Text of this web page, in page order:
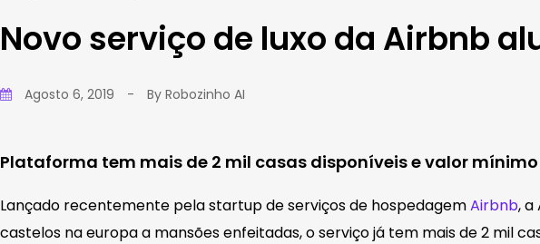
Novo serviço de luxo da Airbnb
Agosto 6, 2019 - By Robozinho AI
Plataforma tem mais de 2 mil casas disponíveis e valor mínimo
Lançado recentemente pela startup de serviços de hospedagemAirbnb, a
castelos na europa a mansões enfeitadas, o serviço já tem mais de 2 mil